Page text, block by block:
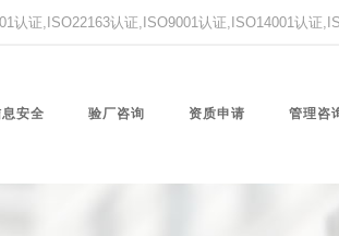
认证,ISO22163认证,ISO9001认证,ISO14001认证
安全 验厂咨询 资质申请 管理咨